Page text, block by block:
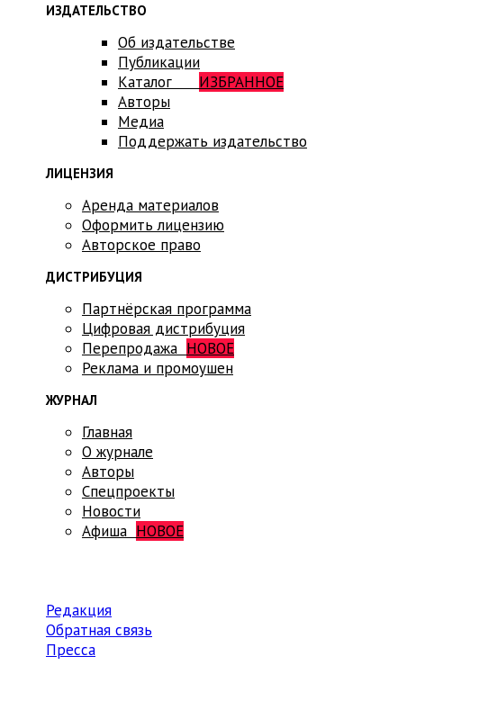
ИЗДАТЕЛЬСТВО
Об издательстве
Публикации
Каталог ИЗБРАННОЕ
Авторы
Медиа
Поддержать издательство
ЛИЦЕНЗИЯ
Аренда материалов
Оформить лицензию
Авторское право
ДИСТРИБУЦИЯ
Партнёрская программа
Цифровая дистрибуция
Перепродажа НОВОЕ
Реклама и промоушен
ЖУРНАЛ
Главная
О журнале
Авторы
Спецпроекты
Новости
Афиша НОВОЕ
Редакция
Обратная связь
Пресса